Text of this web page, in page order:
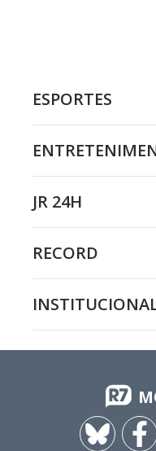
ESPORTES
JR 24H
RECORD